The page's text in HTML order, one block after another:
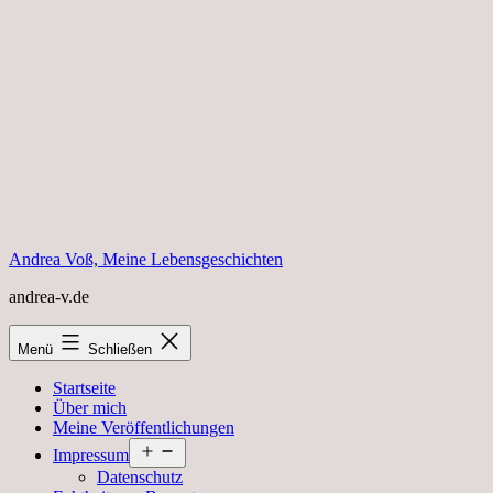
Andrea Voß, Meine Lebensgeschichten
andrea-v.de
Menü Schließen
Startseite
Über mich
Meine Veröffentlichungen
Impressum
öffnen
Datenschutz